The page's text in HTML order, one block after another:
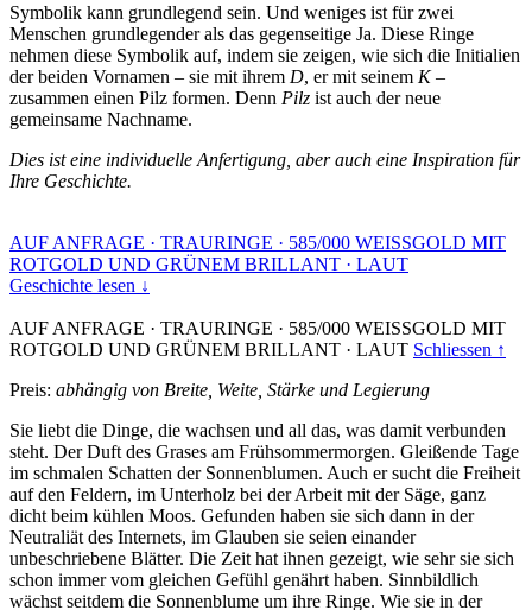
Symbolik kann grundlegend sein. Und weniges ist für zwei
Menschen grundlegender als das gegenseitige Ja. Diese Ringe
nehmen diese Symbolik auf, indem sie zeigen, wie sich die Initialien
der beiden Vornamen – sie mit ihrem D, er mit seinem K–
zusammen einen Pilz formen. Denn Pilz ist auch der neue
gemeinsame Nachname.
Dies ist eine individuelle Anfertigung, aber auch eine Inspiration für
Ihre Geschichte.
AUF ANFRAGE · TRAURINGE · 585/000 WEISSGOLD MIT
ROTGOLD UND GRÜNEM BRILLANT · LAUT
Geschichte lesen ↓
AUF ANFRAGE · TRAURINGE · 585/000 WEISSGOLD MIT
ROTGOLD UND GRÜNEM BRILLANT · LAUT Schliessen ↑
Preis: abhängig von Breite, Weite, Stärke und Legierung
Sie liebt die Dinge, die wachsen und all das, was damit verbunden
steht. Der Duft des Grases am Frühsommermorgen. Gleißende Tage
im schmalen Schatten der Sonnenblumen. Auch er sucht die Freiheit
auf den Feldern, im Unterholz bei der Arbeit mit der Säge, ganz
dicht beim kühlen Moos. Gefunden haben sie sich dann in der
Neutraliät des Internets, im Glauben sie seien einander
unbeschriebene Blätter. Die Zeit hat ihnen gezeigt, wie sehr sie sich
schon immer vom gleichen Gefühl genährt haben. Sinnbildlich
wächst seitdem die Sonnenblume um ihre Ringe. Wie sie in der